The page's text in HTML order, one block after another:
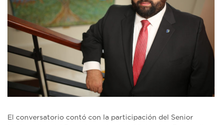
El conversatorio contó con la participación del Senior